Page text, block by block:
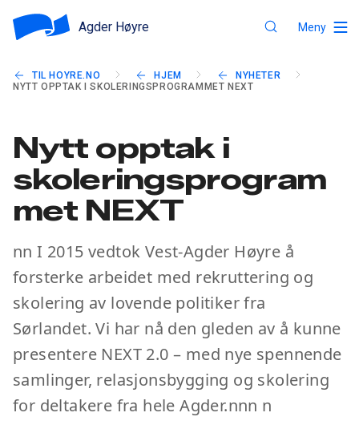
Agder Høyre Meny
TIL HOYRE.NO HJEM
NYHETER
NYTT OPPTAK I SKOLERINGSPROGRAMMET NEXT
Nytt opptak i
skoleringsprogram
met NEXT
nn I 2015 vedtok Vest-Agder Høyre å
forsterke arbeidet med rekruttering og
skolering av lovende politiker fra
Sørlandet. Vi har nå den gleden av å kunne
presentere NEXT 2.0 – med nye spennende
samlinger, relasjonsbygging og skolering
for deltakere fra hele Agder.nnn n